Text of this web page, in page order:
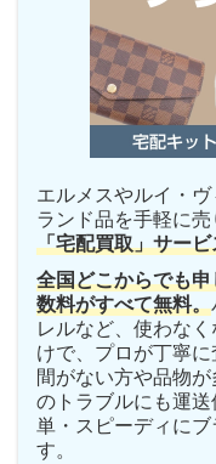
エルメスやルイ・
ランド品を手軽に売
「宅配買取」サービ
全国どこからでも
数料がすべて無料。
レルなど、使わな
けで、プロが丁寧
間がない方や品物
のトラブルにも運
単・スピーディに
す。